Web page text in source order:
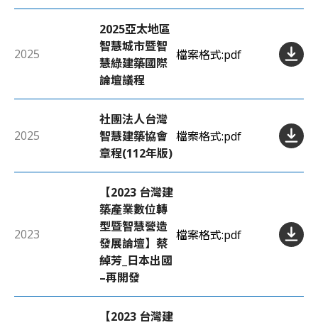
2025
2025亞太地區
智慧城市暨智
慧綠建築國際
論壇議程
檔案格式:pdf
2025
社團法人台灣
智慧建築協會
章程(112年版)
檔案格式:pdf
2023
【2023 台灣建
築產業數位轉
型暨智慧營造
發展論壇】蔡
綽芳_日本出國
–再開發
檔案格式:pdf
【2023 台灣建